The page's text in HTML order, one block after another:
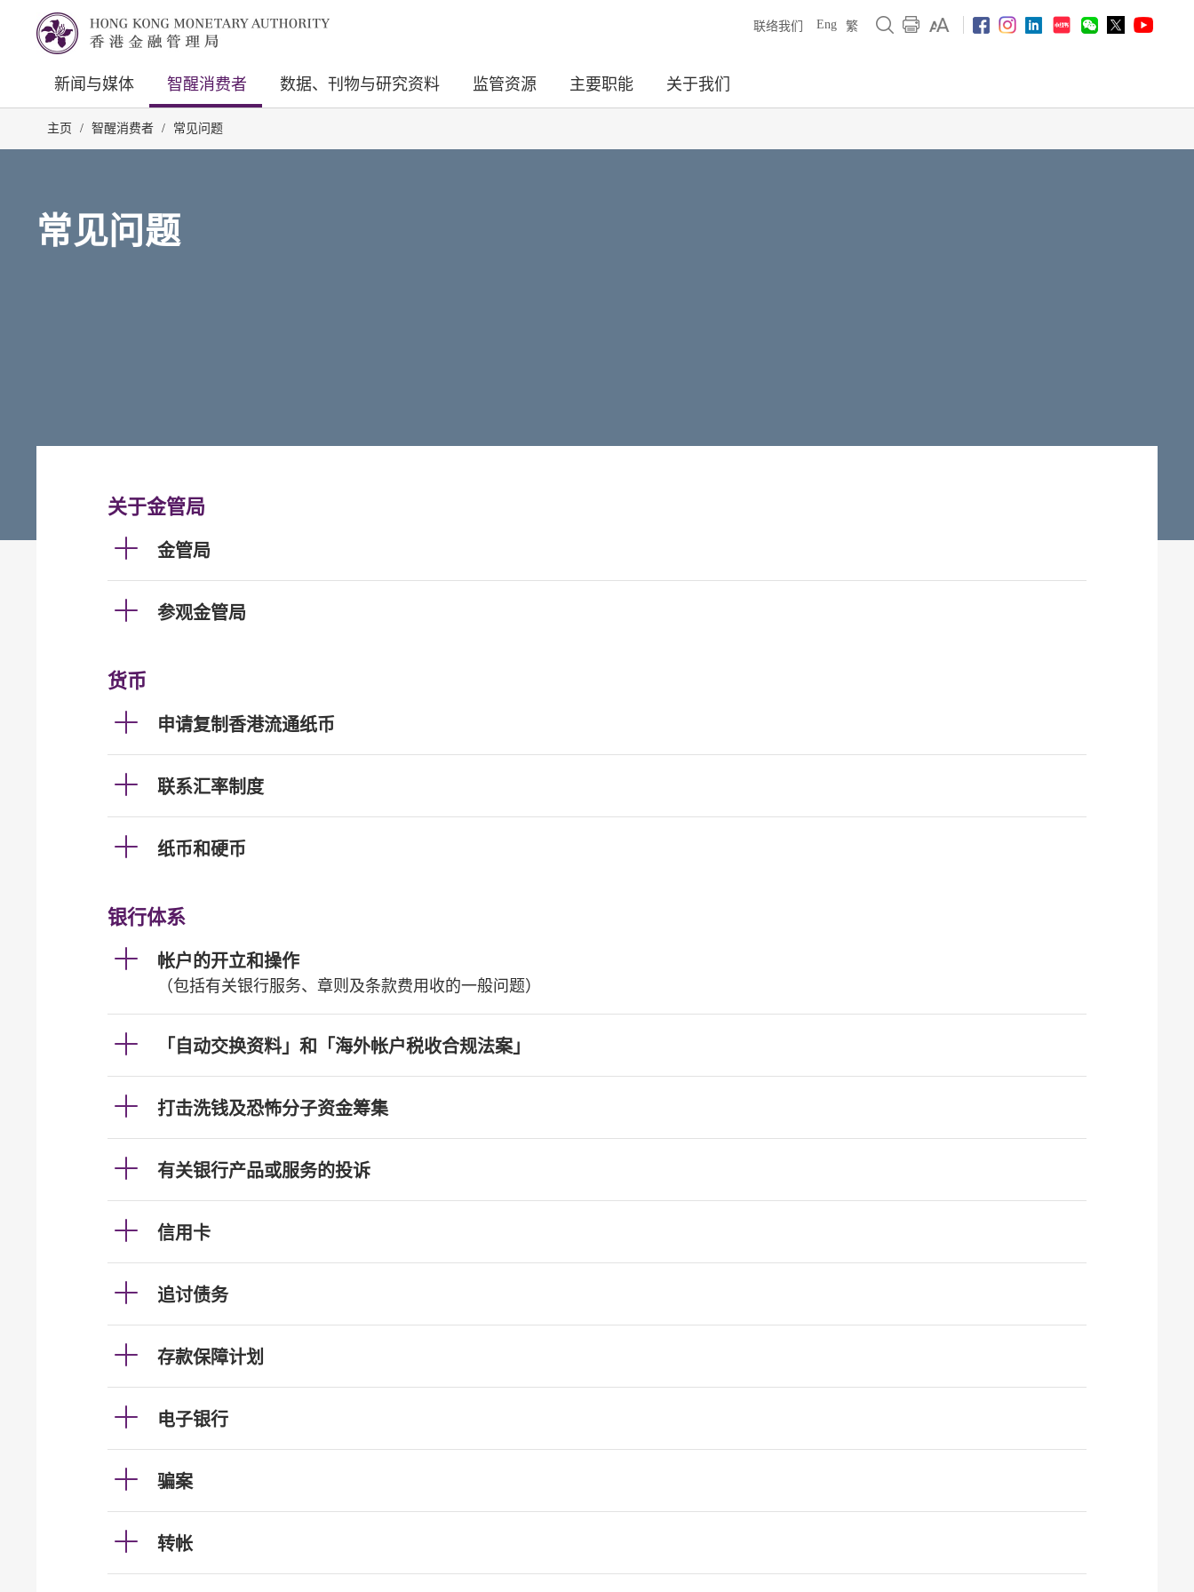
联络我们 Eng 繁
新闻与媒体 智醒消费者 数据、刊物与研究资料 监管资源 主要职能 关于我们
主页 / 智醒消费者 / 常见问题
常见问题
关于金管局
金管局
参观金管局
货币
申请复制香港流通纸币
联系汇率制度
纸币和硬币
银行体系
帐户的开立和操作
（包括有关银行服务、章则及条款费用收的一般问题）
「自动交换资料」和「海外帐户税收合规法案」
打击洗钱及恐怖分子资金筹集
有关银行产品或服务的投诉
信用卡
追讨债务
存款保障计划
电子银行
骗案
转帐